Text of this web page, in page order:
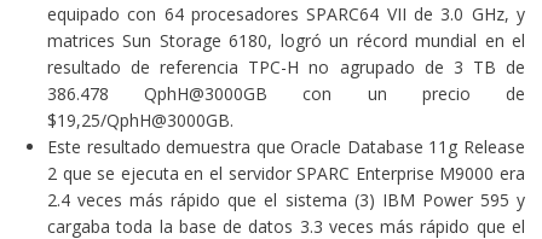
equipado con 64 procesadores SPARC64 VII de 3.0 GHz, y
matrices Sun Storage 6180, logró un récord mundial en el
resultado de referencia TPC-H no agrupado de 3 TB de
386.478 QphH@3000GB con un precio de
$19,25/QphH@3000GB.
Este resultado demuestra que Oracle Database 11g Release
2 que se ejecuta en el servidor SPARC Enterprise M9000 era
2.4 veces más rápido que el sistema (3) IBM Power 595 y
cargaba toda la base de datos 3.3 veces más rápido que el